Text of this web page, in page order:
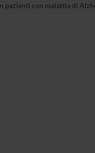
pazienti con malattia di